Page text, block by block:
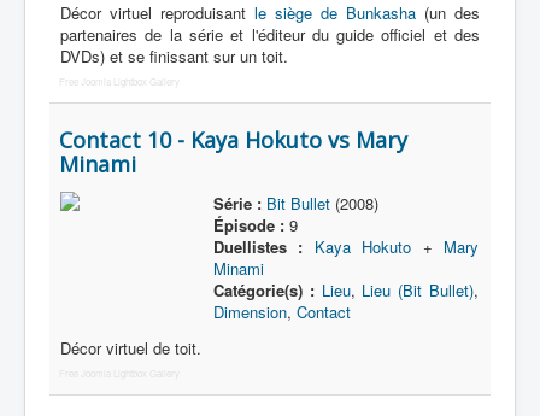
Décor virtuel reproduisant le siège de Bunkasha (un des
partenaires de la série et l'éditeur du guide officiel et des
DVDs) et se finissant sur un toit.
Free Joomla Lightbox Gallery
Contact 10 - Kaya Hokuto vs Mary
Minami
Série : Bit Bullet(2008)
Épisode :9
Duellistes : Kaya Hokuto + Mary
Minami
Catégorie(s) : Lieu, Lieu (Bit Bullet),
Dimension, Contact
Décor virtuel de toit.